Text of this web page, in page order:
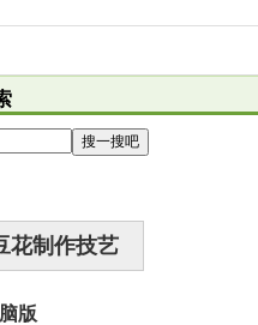
花制作技艺
版